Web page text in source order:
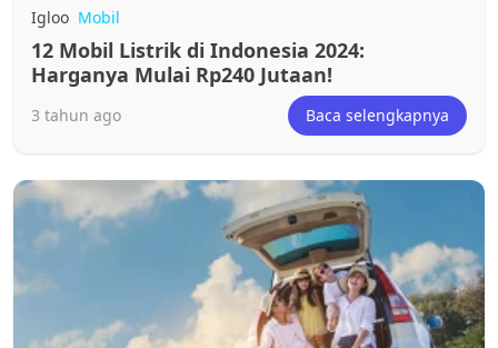
Igloo Mobil
12 Mobil Listrik di Indonesia 2024:
Harganya Mulai Rp240 Jutaan!
3 tahun ago Baca selengkapnya